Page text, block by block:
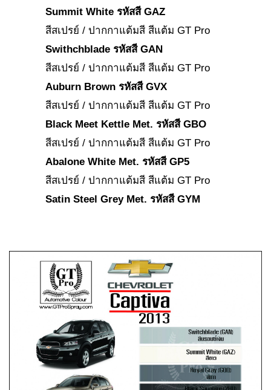
Summit White รหัสสี GAZ
สีสเปรย์ / ปากกาแต้มสี สีแต้ม GT Pro
Swithchblade รหัสสี GAN
สีสเปรย์ / ปากกาแต้มสี สีแต้ม GT Pro
Auburn Brown รหัสสี GVX
สีสเปรย์ / ปากกาแต้มสี สีแต้ม GT Pro
Black Meet Kettle Met. รหัสสี GBO
สีสเปรย์ / ปากกาแต้มสี สีแต้ม GT Pro
Abalone White Met. รหัสสี GP5
สีสเปรย์ / ปากกาแต้มสี สีแต้ม GT Pro
Satin Steel Grey Met. รหัสสี GYM